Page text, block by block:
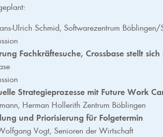
Ulrich Schmid, Softwarezentrum Böblingen/
Fachkräftesuche, Crossbase stellt
Strategieprozesse mit Future Work
Herman Hollerith Zentrum Böblingen
und Priorisierung für Folgetermin
Vogt, Senioren der Wirtschaft